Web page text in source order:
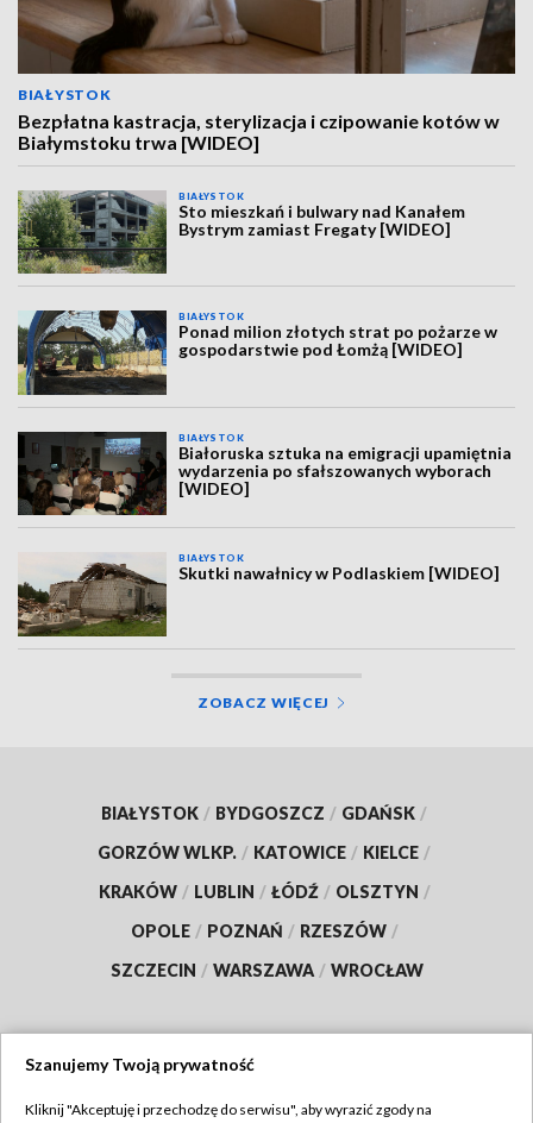
BIAŁYSTOK
Bezpłatna kastracja, sterylizacja i czipowanie kotów w
Białymstoku trwa [WIDEO]
BIAŁYSTOK
Sto mieszkań i bulwary nad Kanałem
Bystrym zamiast Fregaty [WIDEO]
BIAŁYSTOK
Ponad milion złotych strat po pożarze w
gospodarstwie pod Łomżą [WIDEO]
BIAŁYSTOK
Białoruska sztuka na emigracji upamiętnia
wydarzenia po sfałszowanych wyborach
[WIDEO]
BIAŁYSTOK
Skutki nawałnicy w Podlaskiem [WIDEO]
ZOBACZ WIĘCEJ
BIAŁYSTOK / BYDGOSZCZ / GDAŃSK /
GORZÓW WLKP. / KATOWICE / KIELCE /
KRAKÓW / LUBLIN / ŁÓDŹ / OLSZTYN /
OPOLE / POZNAŃ / RZESZÓW /
SZCZECIN / WARSZAWA / WROCŁAW
Szanujemy Twoją prywatność
Kliknij "Akceptuję i przechodzę do serwisu", aby wyrazić zgody na